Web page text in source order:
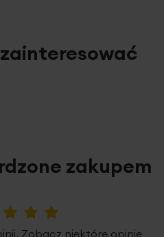
zakupem
Zobacz niektóre opinie